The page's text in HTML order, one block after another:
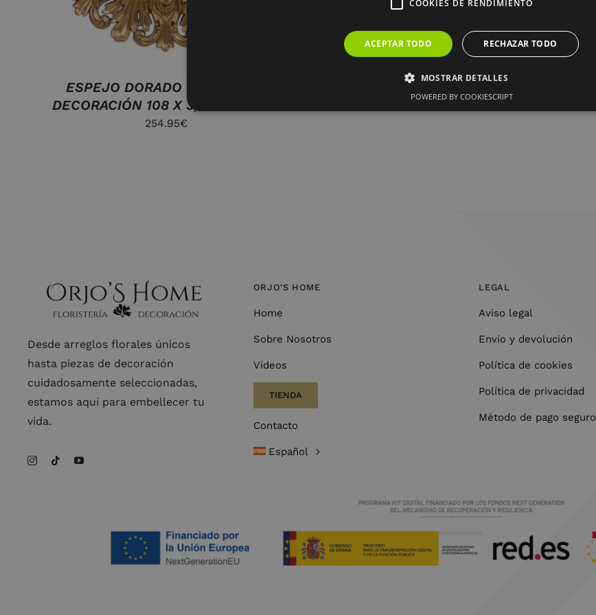
ESPEJO DORADO CRISTAL-PU
DECORACIÓN 108 X 3,50 X 108 CM
254.95€
Desde arreglos florales únicos
hasta piezas de decoración
cuidadosamente seleccionadas,
estamos aquí para embellecer tu
vida.
ORJO’S HOME
Home
Sobre Nosotros
Vídeos
TIENDA
Contacto
Español
LEGAL
Aviso legal
Envío y devolución
Política de cookies
Política de privacidad
Método de pago seguro
COOKIES DE RENDIMIENTO
ACEPTAR TODO RECHAZAR TODO
MOSTRAR DETALLES
POWERED BY COOKIESCRIPT